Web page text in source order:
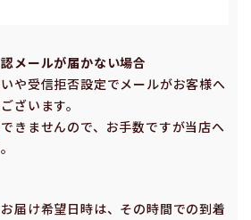
メールが届かない場合
や受信拒否設定でメールがお客様へ
ざいます。
きませんので、お⼿数ですが当店へ
届け希望⽇時は、その時間での到着